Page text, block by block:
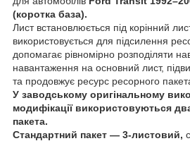
(коротка база).
Лист встановлюється під корінний
використовується для підсилення
допомагає рівномірно розподіляти
навантаження на основний лист,
та продовжує ресурс ресорного
У заводському оригінальному
модифікації використовуються
пакета.
Стандартний пакет — 3-листовий,